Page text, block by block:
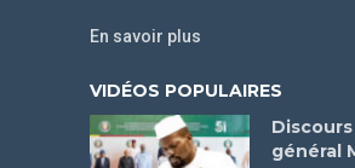
En savoir plus
VIDÉOS POPULAIRES
général